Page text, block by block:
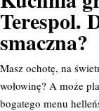
Terespol.
smaczna?
Masz ochotę, na
wołowinę? A może
bogatego menu